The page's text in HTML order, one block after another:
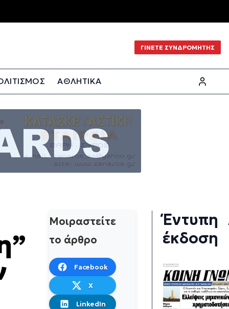
ΓΙΝΕΤΕ ΣΥΝΔΡΟΜΗΤΗΣ
ΑΘΛΗΤΙΚΑ
Μοιραστείτε
το άρθρο
Facebook
X
LinkedIn
Έντυπη
έκδοση